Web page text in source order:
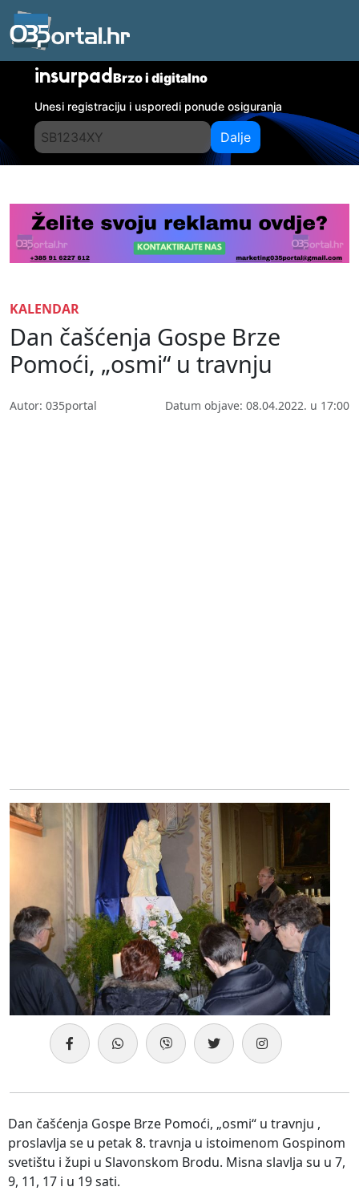
insurpadBrzo i digitalno
Unesi registraciju i usporedi ponude osiguranja
Dalje
KALENDAR
Dan čašćenja Gospe Brze
Pomoći, „osmi“ u travnju
Autor: 035portal Datum objave: 08.04.2022. u 17:00
Dan čašćenja Gospe Brze Pomoći, „osmi“ u travnju ,
proslavlja se u petak 8. travnja u istoimenom Gospinom
svetištu i župi u Slavonskom Brodu. Misna slavlja su u 7,
9, 11, 17 i u 19 sati.